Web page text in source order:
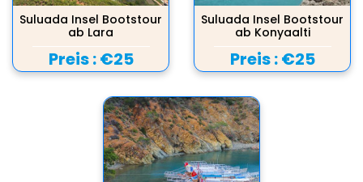
Suluada Insel Bootstour
ab Lara
Preis :€25
Suluada Insel Bootstour
ab Konyaalti
Preis :€25